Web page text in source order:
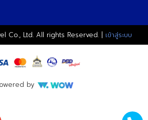
Co., Ltd. All rights Reserved. | เข้าสู่ระบบ
by